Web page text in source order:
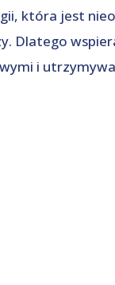
która jest
Dlatego
i